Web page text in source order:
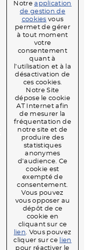
Notreapplication
de gestion de
cookies vous
permet de gérer
à tout moment
votre
consentement
quant à
l’utilisation et à la
désactivation de
ces cookies.
Notre Site
dépose le cookie
AT Internet afin
de mesurer la
fréquentation de
notre site et de
produire des
statistiques
anonymes
d’audience. Ce
cookie est
exempté de
consentement.
Vous pouvez
vous opposer au
dépôt de ce
cookie en
cliquant sur ce
lien. Vous pouvez
cliquer sur ce
lien
pour réactiver le